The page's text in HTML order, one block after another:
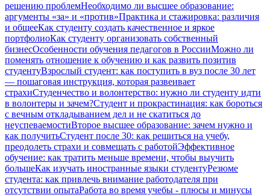
решению проблемНеобходимо ли высшее образование:
аргументы «за» и «против»Практика и стажировка: различия
и общееКак студенту создать качественное и яркое
портфолиоКак студенту организовать собственный
бизнесОсобенности обучения педагогов в РоссииМожно ли
поменять отношение к обучению и как развить позитив
студентуВзрослый студент: как поступить в вуз после 30 лет
— пошаговая инструкция, которая развеивает
страхиСтуденчество и волонтерство: нужно ли cтуденту идти
в волонтеры и зачем?Студент и прокрастинация: как бороться
с вечным откладыванием дел и не скатиться до
неуспеваемостиВторое высшее образование: зачем нужно и
как получитьСтудент после 30: как решиться на учебу,
преодолеть страхи и совмещать с работойЭффективное
обучение: как тратить меньше времени, чтобы выучить
большеКак изучать иностранные языки студентуРезюме
студента: как привлечь внимание работодателя при
отсутствии опытаРабота во время учебы - плюсы и минусы